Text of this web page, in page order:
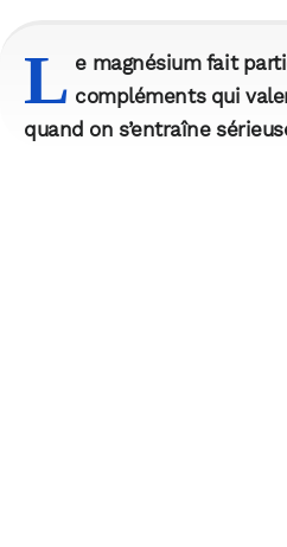
L e magnésium fait
compléments qui
quand on s’entraîne